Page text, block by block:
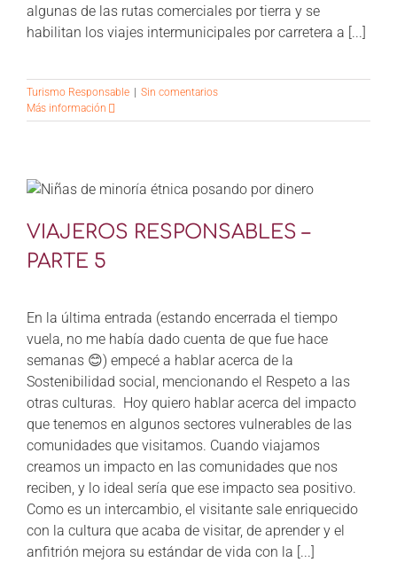
algunas de las rutas comerciales por tierra y se
habilitan los viajes intermunicipales por carretera a [...]
Turismo Responsable
Sin comentarios
Más información
VIAJEROS RESPONSABLES –
PARTE 5
En la última entrada (estando encerrada el tiempo
vuela, no me había dado cuenta de que fue hace
semanas 😊) empecé a hablar acerca de la
Sostenibilidad social, mencionando el Respeto a las
otras culturas. Hoy quiero hablar acerca del impacto
que tenemos en algunos sectores vulnerables de las
comunidades que visitamos. Cuando viajamos
creamos un impacto en las comunidades que nos
reciben, y lo ideal sería que ese impacto sea positivo.
Como es un intercambio, el visitante sale enriquecido
con la cultura que acaba de visitar, de aprender y el
anfitrión mejora su estándar de vida con la [...]